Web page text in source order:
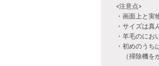
<注意点>
・画面上と実
・サイズは真
・羊毛のにお
・初めのうち
（掃除機を